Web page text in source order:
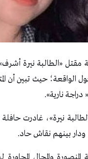
«الطالبة نيرة
حيث تبين أن
نارية».
نيرة»، غادرت
ودار بينهم نقاش حاد.